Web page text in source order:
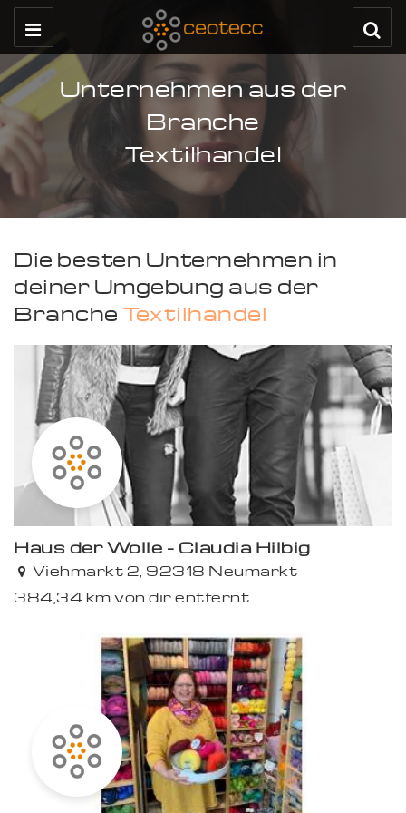
Unternehmen aus der
Branche
Textilhandel
Die besten Unternehmen in
deiner Umgebung aus der
Branche Textilhandel
Haus der Wolle - Claudia Hilbig
Viehmarkt 2, 92318 Neumarkt
384,34 km von dir entfernt